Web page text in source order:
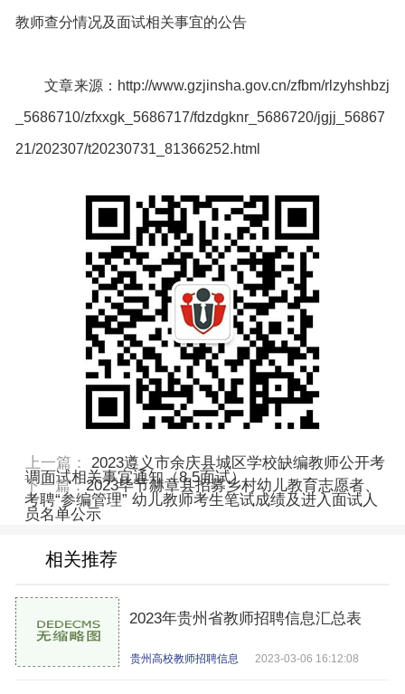
教师查分情况及面试相关事宜的公告
文章来源：http://www.gzjinsha.gov.cn/zfbm/rlzyhshbzj
_5686710/zfxxgk_5686717/fdzdgknr_5686720/jgjj_56867
21/202307/t20230731_81366252.html
上一篇：
2023遵义市余庆县城区学校缺编教师公开考
调面试相关事宜通知（8.5面试）
下一篇：2023毕节赫章县招募乡村幼儿教育志愿者、
考聘“参编管理” 幼儿教师考生笔试成绩及进入面试人
员名单公示
相关推荐
2023年贵州省教师招聘信息汇总表
贵州高校教师招聘信息 2023-03-06 16:12:08